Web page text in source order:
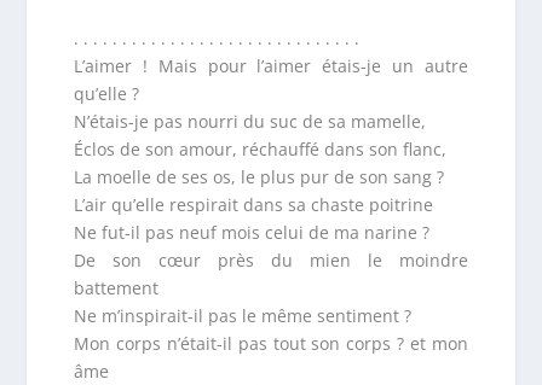
. . . . . . . . . . . . . . . . . . . . . . . . . . . . . .
L’aimer ! Mais pour l’aimer étais-je un autre
qu’elle ?
N’étais-je pas nourri du suc de sa mamelle,
Éclos de son amour, réchauffé dans son flanc,
La moelle de ses os, le plus pur de son sang ?
L’air qu’elle respirait dans sa chaste poitrine
Ne fut-il pas neuf mois celui de ma narine ?
De son cœur près du mien le moindre
battement
Ne m’inspirait-il pas le même sentiment ?
Mon corps n’était-il pas tout son corps ? et mon
âme